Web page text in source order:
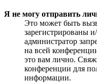
Я не могу отправить
Это может быть
зарегистрированы
администратор
на всей
это вам лично.
конференции для
информации.